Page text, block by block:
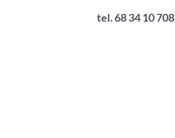
tel. 68 34 10 708